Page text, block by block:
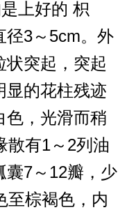
上好的 枳
径3～5cm。外
状突起，突起
显的花柱残迹
色，光滑而稍
散有1～2列油
囊7～12瓣，少
至棕褐色，内